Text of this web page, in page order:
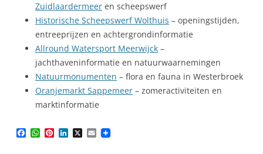
Zuidlaardermeer en scheepswerf
Historische Scheepswerf Wolthuis – openingstijden,
entreeprijzen en achtergrondinformatie
Allround Watersport Meerwijck –
jachthaveninformatie en natuurwaarnemingen
Natuurmonumenten – flora en fauna in Westerbroek
Oranjemarkt Sappemeer – zomeractiviteiten en
marktinformatie
W P X E
m